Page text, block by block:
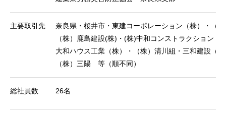
主要取引先
奈良県・桜井市・東建コーポレーション（株）・（
（株）鹿島建設(株)・(株)中和コンストラクション・
大和ハウス工業（株）・（株）清川組・三和建設（
（株）三陽 等（順不同）
総社員数 26名